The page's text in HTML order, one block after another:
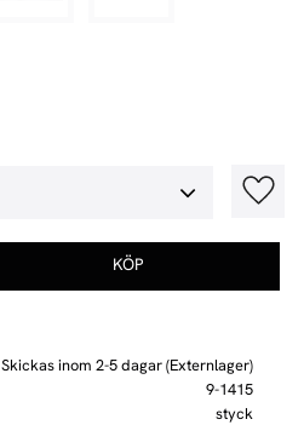
Skickas inom 2-5 dagar (Externlager)
9-1415
styck